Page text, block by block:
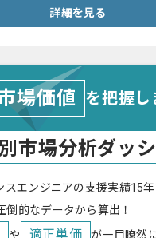
詳細を見る
場価値 を把握
市場分析ダッ
スエンジニアの支援実績15
倒的なデータから算出！
や 適正単価 が一目瞭然